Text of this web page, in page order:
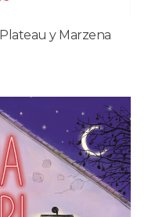
y Marzena